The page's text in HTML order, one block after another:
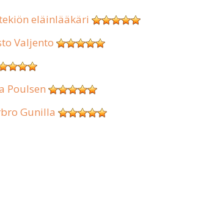
eläinlääkäri
Valjento
Poulsen
Gunilla